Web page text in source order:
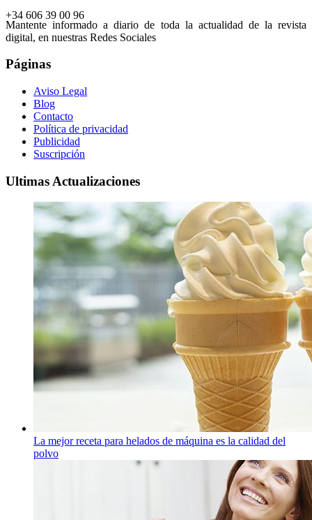
+34 606 39 00 96
Mantente informado a diario de toda la actualidad de la revista
digital, en nuestras Redes Sociales
Páginas
Aviso Legal
Blog
Contacto
Política de privacidad
Publicidad
Suscripción
Ultimas Actualizaciones
La mejor receta para helados de máquina es la calidad del
polvo